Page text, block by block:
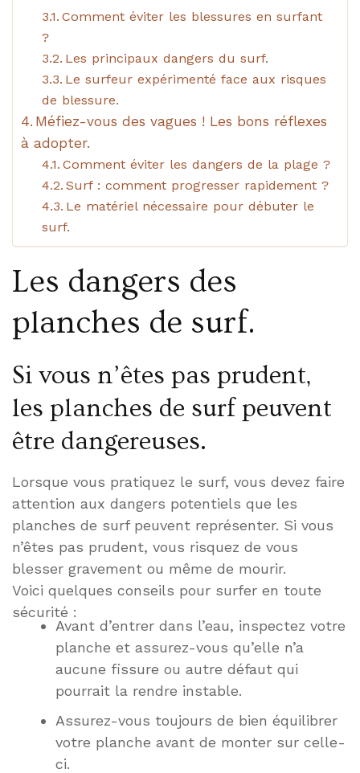
Comment éviter les blessures en surfant
?
Les principaux dangers du surf.
Le surfeur expérimenté face aux risques
de blessure.
Méfiez-vous des vagues ! Les bons réflexes
à adopter.
Comment éviter les dangers de la plage ?
Surf : comment progresser rapidement ?
Le matériel nécessaire pour débuter le
surf.
Les dangers des
planches de surf.
Si vous n’êtes pas prudent,
les planches de surf peuvent
être dangereuses.
Lorsque vous pratiquez le surf, vous devez faire
attention aux dangers potentiels que les
planches de surf peuvent représenter. Si vous
n’êtes pas prudent, vous risquez de vous
blesser gravement ou même de mourir.
Voici quelques conseils pour surfer en toute
sécurité :
Avant d’entrer dans l’eau, inspectez votre
planche et assurez-vous qu’elle n’a
aucune fissure ou autre défaut qui
pourrait la rendre instable.
Assurez-vous toujours de bien équilibrer
votre planche avant de monter sur celle-
ci.